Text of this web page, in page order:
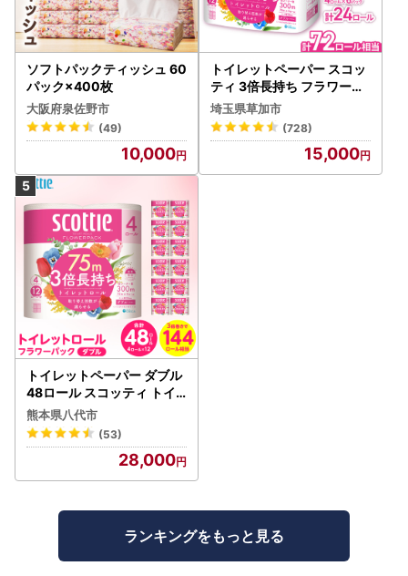
ソフトパックティッシュ 60
パック×400枚
大阪府泉佐野市
(49)
10,000
トイレットペーパー スコッ
ティ 3倍長持ち フラワーパ
ック 4ロール×6P
埼玉県草加市
(728)
15,000
トイレットペーパー ダブル
48ロール スコッティ トイ
レット
熊本県八代市
(53)
28,000
ランキングをもっと見る